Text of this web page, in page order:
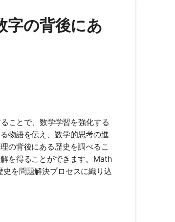
字の背後にあ
ことで、数学学習を強化する
物語を伝え、数学的思考の進
の背後にある歴史を調べるこ
を得ることができます。Math
を問題解決プロセスに織り込